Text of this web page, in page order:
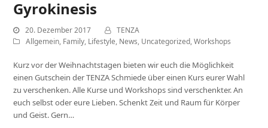
Gyrokinesis
20. Dezember 2017
TENZA
Allgemein, Family, Lifestyle, News, Uncategorized,Workshops
Kurz vor der Weihnachtstagen bieten wir euch die Möglichkeit
einen Gutschein der TENZA Schmiede über einen Kurs eurer Wahl
zu verschenken. Alle Kurse und Workshops sind verschenkter. An
euch selbst oder eure Lieben. Schenkt Zeit und Raum für Körper
und Geist. Gern…